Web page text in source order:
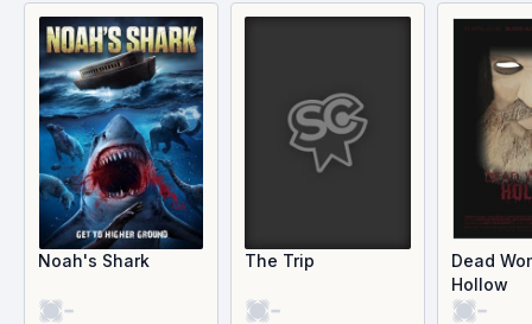
Noah's Shark
-
The Trip
-
Dead
Hollow
-